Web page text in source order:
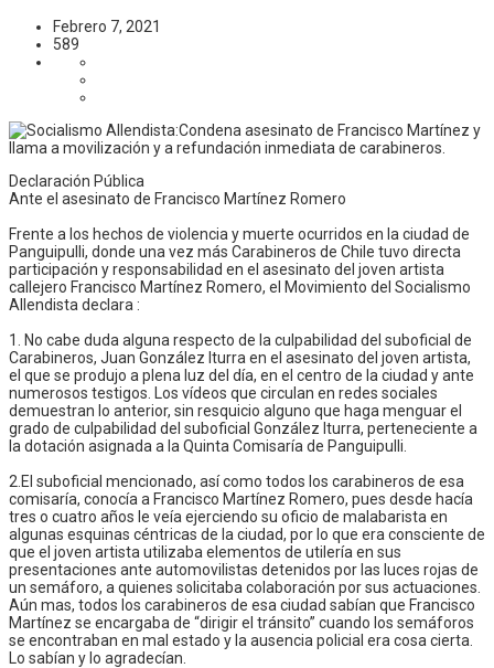
Febrero 7, 2021
589
Declaración Pública
Ante el asesinato de Francisco Martínez Romero
Frente a los hechos de violencia y muerte ocurridos en la ciudad de
Panguipulli, donde una vez más Carabineros de Chile tuvo directa
participación y responsabilidad en el asesinato del joven artista
callejero Francisco Martínez Romero, el Movimiento del Socialismo
Allendista declara :
1. No cabe duda alguna respecto de la culpabilidad del suboficial de
Carabineros, Juan González Iturra en el asesinato del joven artista,
el que se produjo a plena luz del día, en el centro de la ciudad y ante
numerosos testigos. Los vídeos que circulan en redes sociales
demuestran lo anterior, sin resquicio alguno que haga menguar el
grado de culpabilidad del suboficial González Iturra, perteneciente a
la dotación asignada a la Quinta Comisaría de Panguipulli.
2.El suboficial mencionado, así como todos los carabineros de esa
comisaría, conocía a Francisco Martínez Romero, pues desde hacía
tres o cuatro años le veía ejerciendo su oficio de malabarista en
algunas esquinas céntricas de la ciudad, por lo que era consciente de
que el joven artista utilizaba elementos de utilería en sus
presentaciones ante automovilistas detenidos por las luces rojas de
un semáforo, a quienes solicitaba colaboración por sus actuaciones.
Aún mas, todos los carabineros de esa ciudad sabían que Francisco
Martínez se encargaba de “dirigir el tránsito” cuando los semáforos
se encontraban en mal estado y la ausencia policial era cosa cierta.
Lo sabían y lo agradecían.